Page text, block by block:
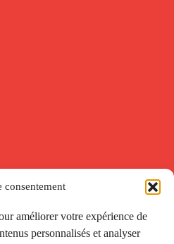
consentement
améliorer votre expérience de
personnalisés et analyser